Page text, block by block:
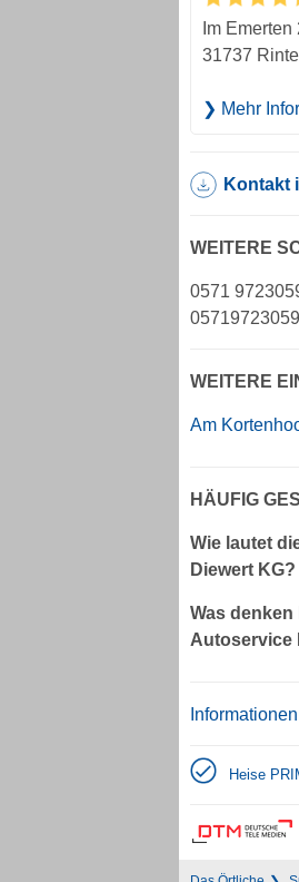
Im Emerten
31737
Mehr
Kontakt
WEITERE
0571
05719723059
WEITERE
Am
HÄUFIG
Wie lautet
Diewert KG?
Was
Autoservice
Heise